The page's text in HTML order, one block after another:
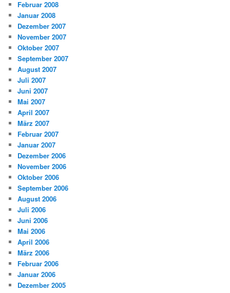
Februar 2008
Januar 2008
Dezember 2007
November 2007
Oktober 2007
September 2007
August 2007
Juli 2007
Juni 2007
Mai 2007
April 2007
März 2007
Februar 2007
Januar 2007
Dezember 2006
November 2006
Oktober 2006
September 2006
August 2006
Juli 2006
Juni 2006
Mai 2006
April 2006
März 2006
Februar 2006
Januar 2006
Dezember 2005